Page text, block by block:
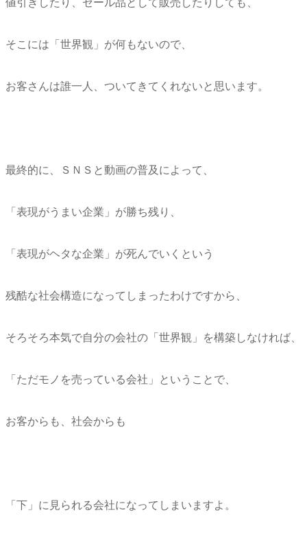
値引きしたり、セール品として販売したりしても、
そこには「世界観」が何もないので、
お客さんは誰一人、ついてきてくれないと思います。
最終的に、ＳＮＳと動画の普及によって、
「表現がうまい企業」が勝ち残り、
「表現がヘタな企業」が死んでいくという
残酷な社会構造になってしまったわけですから、
そろそろ本気で自分の会社の「世界観」を構築しなければ、
「ただモノを売っている会社」ということで、
お客からも、社会からも
「下」に見られる会社になってしまいますよ。